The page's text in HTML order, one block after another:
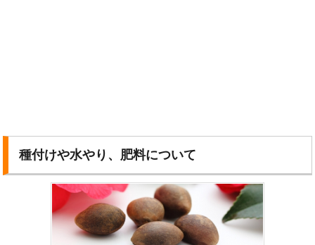
種付けや水やり、肥料について